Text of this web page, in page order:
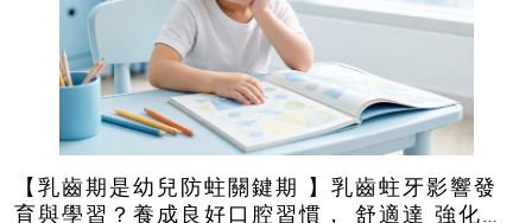
【乳齒期是幼兒防蛀關鍵期 】乳齒蛀牙影響發
育與學習？養成良好口腔習慣， 舒適達 強化琺